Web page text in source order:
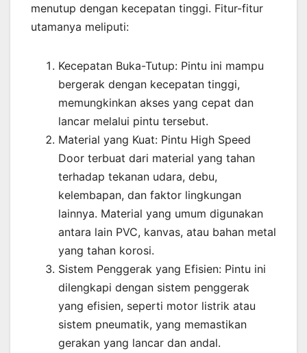
menutup dengan kecepatan tinggi. Fitur-fitur
utamanya meliputi:
Kecepatan Buka-Tutup: Pintu ini mampu
bergerak dengan kecepatan tinggi,
memungkinkan akses yang cepat dan
lancar melalui pintu tersebut.
Material yang Kuat: Pintu High Speed
Door terbuat dari material yang tahan
terhadap tekanan udara, debu,
kelembapan, dan faktor lingkungan
lainnya. Material yang umum digunakan
antara lain PVC, kanvas, atau bahan metal
yang tahan korosi.
Sistem Penggerak yang Efisien: Pintu ini
dilengkapi dengan sistem penggerak
yang efisien, seperti motor listrik atau
sistem pneumatik, yang memastikan
gerakan yang lancar dan andal.